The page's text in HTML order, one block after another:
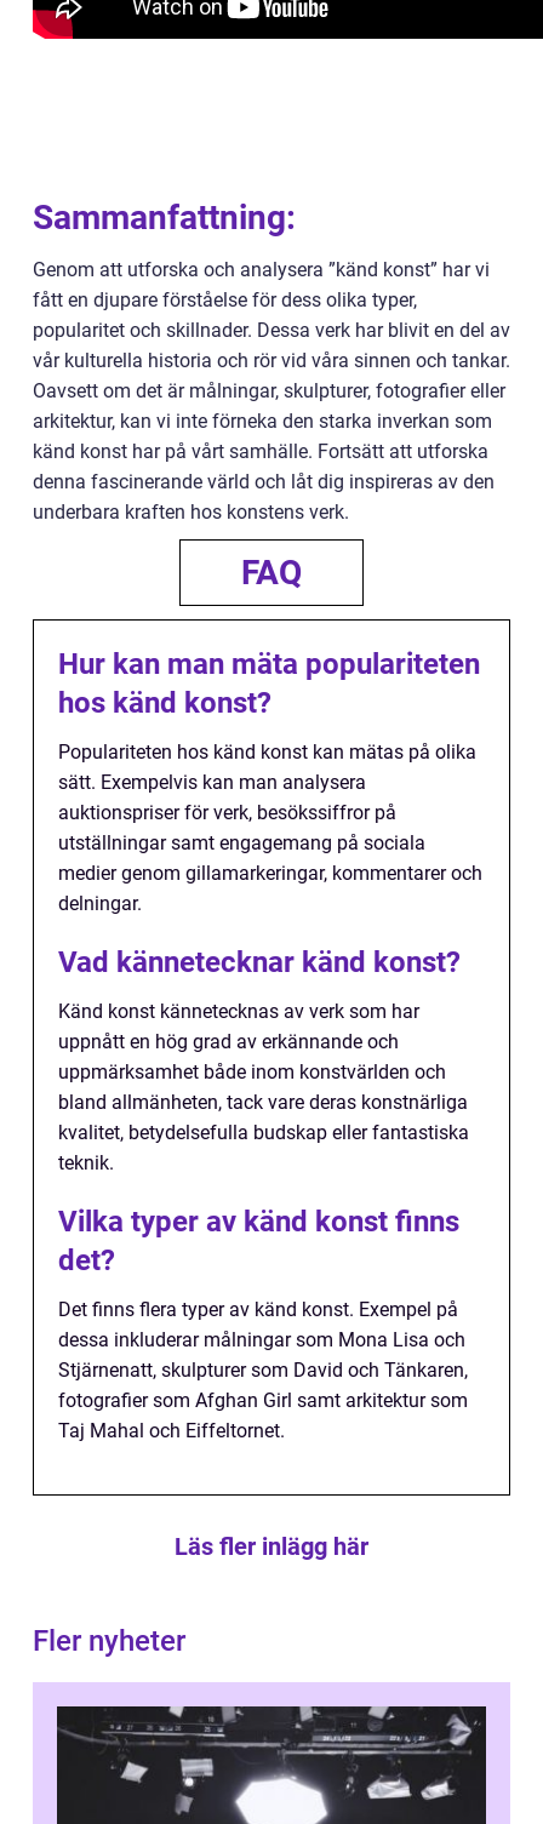
Sammanfattning:
Genom att utforska och analysera ”känd konst” har vi
fått en djupare förståelse för dess olika typer,
popularitet och skillnader. Dessa verk har blivit en del av
vår kulturella historia och rör vid våra sinnen och tankar.
Oavsett om det är målningar, skulpturer, fotografier eller
arkitektur, kan vi inte förneka den starka inverkan som
känd konst har på vårt samhälle. Fortsätt att utforska
denna fascinerande värld och låt dig inspireras av den
underbara kraften hos konstens verk.
FAQ
Hur kan man mäta populariteten
hos känd konst?
Populariteten hos känd konst kan mätas på olika
sätt. Exempelvis kan man analysera
auktionspriser för verk, besökssiffror på
utställningar samt engagemang på sociala
medier genom gillamarkeringar, kommentarer och
delningar.
Vad kännetecknar känd konst?
Känd konst kännetecknas av verk som har
uppnått en hög grad av erkännande och
uppmärksamhet både inom konstvärlden och
bland allmänheten, tack vare deras konstnärliga
kvalitet, betydelsefulla budskap eller fantastiska
teknik.
Vilka typer av känd konst finns
det?
Det finns flera typer av känd konst. Exempel på
dessa inkluderar målningar som Mona Lisa och
Stjärnenatt, skulpturer som David och Tänkaren,
fotografier som Afghan Girl samt arkitektur som
Taj Mahal och Eiffeltornet.
Läs fler inlägg här
Fler nyheter